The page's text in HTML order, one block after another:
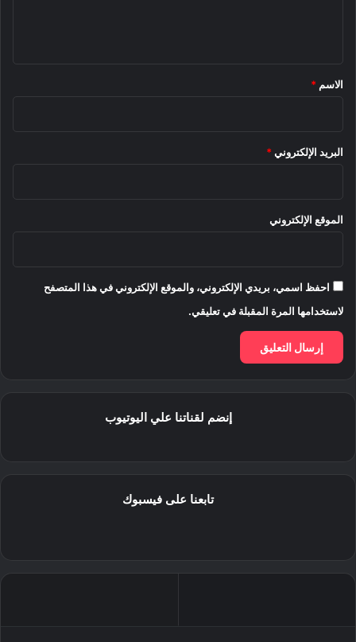
*
الاسم *
البريد الإلكتروني *
الموقع الإلكتروني
احفظ اسمي، بريدي الإلكتروني، والموقع الإلكتروني في هذا المتصفح
لاستخدامها المرة المقبلة في تعليقي.
إنضم لقناتنا علي اليوتيوب
تابعنا على فيسبوك